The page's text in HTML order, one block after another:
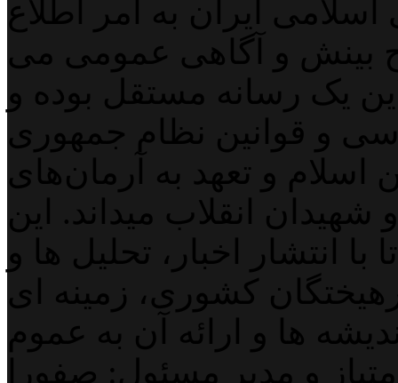
ایران به امر اطلاع
بینش و آگاهی عمومی می
یک رسانه مستقل بوده و
و قوانین نظام جمهوری
و تعهد به آرمان‌های
انقلاب میداند. این
انتشار اخبار، تحلیل ها و
کشوری، زمینه ای
ها و ارائه آن به عموم
و مدیر مسئول: صفورا